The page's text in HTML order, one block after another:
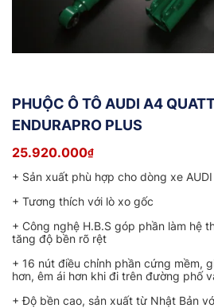
PHUỘC Ô TÔ AUDI A4
ENDURAPRO PLUS
25.920.000₫
+ Sản xuất phù hợp cho dòng xe AUDI
+ Tương thích với lò xo gốc
+ Công nghệ H.B.S góp phần làm hệ
tăng độ bền rõ rệt
+ 16 nút điều chỉnh phần cứng mềm,
hơn, êm ái hơn khi đi trên đường phố
+ Độ bền cao, sản xuất từ Nhật Bản